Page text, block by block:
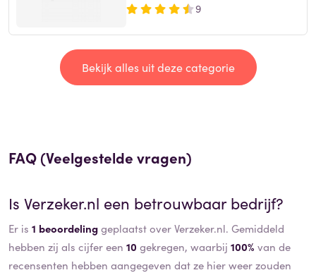
9
Bekijk alles uit deze categorie
FAQ (Veelgestelde vragen)
Is Verzeker.nl een betrouwbaar bedrijf?
Er is 1 beoordelinggeplaatst over Verzeker.nl. Gemiddeld
hebben zij als cijfer een 10 gekregen, waarbij 100% van de
recensenten hebben aangegeven dat ze hier weer zouden